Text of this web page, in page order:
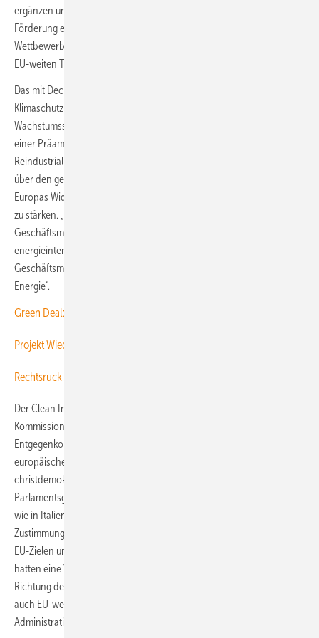
ergänzen und die künftige Ausrichtung der Klimapolitik mehr auf eine
Förderung europäischer Industrie und Wirtschaftsunternehmen vor
Wettbewerbsunternehmen anderer Weltregionen beim Aufbau einer
EU-weiten Technologie-Zuliefererindustrie lenken.
Das mit Deckblatt 24-seitige neue Programm solle „das Handeln beim
Klimaschutz mit der Wettbewerbsfähigkeit unter einer übergreifenden
Wachstumsstrategie zusammenbringen“, schreibt die Kommission in
einer Präambel. Er sei ein „Bekenntnis dazu, die Dekarbonisierung, die
Reindustrialisierung und Innovation allesamt im selben Moment und
über den gesamten Kontinent hinweg zu beschleunigen“ und auch
Europas Widerstandsfähigkeit in krisenhaften Situationen wieder neu
zu stärken. „Er muss die Europäische Industrie mit einem stärkeren
Geschäftsmodell für große klimaneutrale Investitionen in
energieintensive Industrien und Clean Tech versehen“ – also mit
Geschäftsmodellen auch zur Lieferung von Technologien für „saubere
Energie“.
Green Deal: 47,5 Prozent Regenerativstrom
Projekt Wiederwahl anstelle Green Deal?
Rechtsruck in Europa?
Der Clean Industrial Deal gilt auch als von EU-
Kommissionspräsidentin Ursula von der Leyen betriebenes
Entgegenkommen gegen Forderungen aus konservativen
europäischen Parteien wie seitens ihrer eigenen
christdemokratischen CDU oder anderer Fraktionen in der EU-
Parlamentsgruppe EVP sowie als Zugeständnis an rechte Regierungen
wie in Italien. Demnach soll der neue Industrie-Deal im Gegenzug die
Zustimmung der nationalen EU-Regierungen zu den klimapolitischen
EU-Zielen und dem Green Deal erhalten. Die EU-Wahlen von 2021
hatten eine Verschiebung der Kräfteverhältnisse im EU-Parlament in
Richtung der konservativen und rechten Parteien bewirkt, nachdem
auch EU-weit viele Regierungen hin zu konservativen oder rechten
Administrationen gewechselt hatten.